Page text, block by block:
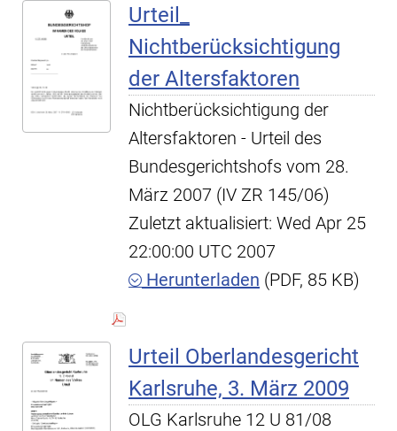
Urteil_
Nichtberücksichtigung
der Altersfaktoren
Nichtberücksichtigung der
Altersfaktoren - Urteil des
Bundesgerichtshofs vom 28.
März 2007 (IV ZR 145/06)
Zuletzt aktualisiert: Wed Apr 25
22:00:00 UTC 2007
Herunterladen (PDF, 85 KB)
Urteil Oberlandesgericht
Karlsruhe, 3. März 2009
OLG Karlsruhe 12 U 81/08